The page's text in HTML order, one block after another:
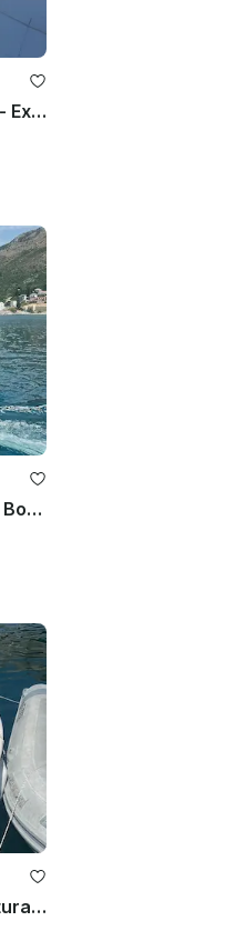
Tour privado en barco por Cannes - Excursión Sea Ray SDX270 a las islas Lérins
No se requiere licencia de Passara Boat en Cavtat
Lancha motora Elite 19s para aventuras acuáticas en Sorrento